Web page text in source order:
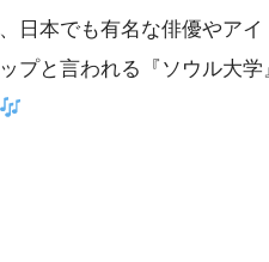
日本でも有名な俳優やア
プと言われる『ソウル大